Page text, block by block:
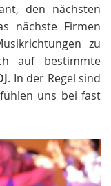
den nächsten
nächste Firmen
zu
auf bestimmte
. In der Regel sind
uns bei fast